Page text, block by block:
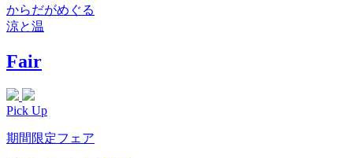
からだがめぐる
涼と温
Fair
Pick Up
期間限定フェア